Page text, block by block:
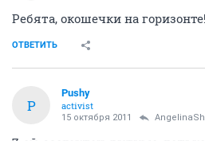
Ребята, окошечки на
ОТВЕТИТЬ
P
Pushy
activist
15 октября 2011